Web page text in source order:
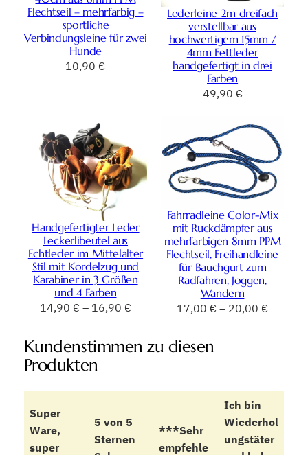
Flechtseil – mehrfarbig –
sportliche
Verbindungsleine für zwei
Hunde
10,90 €
Lederleine 2m dreifach
verstellbar aus
hochwertigem 15mm /
4mm Fettleder
handgefertigt in drei
Farben
49,90 €
Handgefertigter Leder
Leckerlibeutel aus
Echtleder im Mittelalter
Stil mit Kordelzug und
Karabiner in 3 Größen
und 4 Farben
14,90 € – 16,90 €
Fahrradleine Color-Mix
mit Ruckdämpfer aus
mehrfarbigen 8mm PPM
Flechtseil, Freihandleine
für Bauchgurt zum
Radfahren, Joggen,
Wandern
17,00 € – 20,00 €
Kundenstimmen zu diesen
Produkten
Super
Ware,
super
5 von 5
Sternen
***Sehr
empfehle
Ich bin
Wiederhol
ungstäter